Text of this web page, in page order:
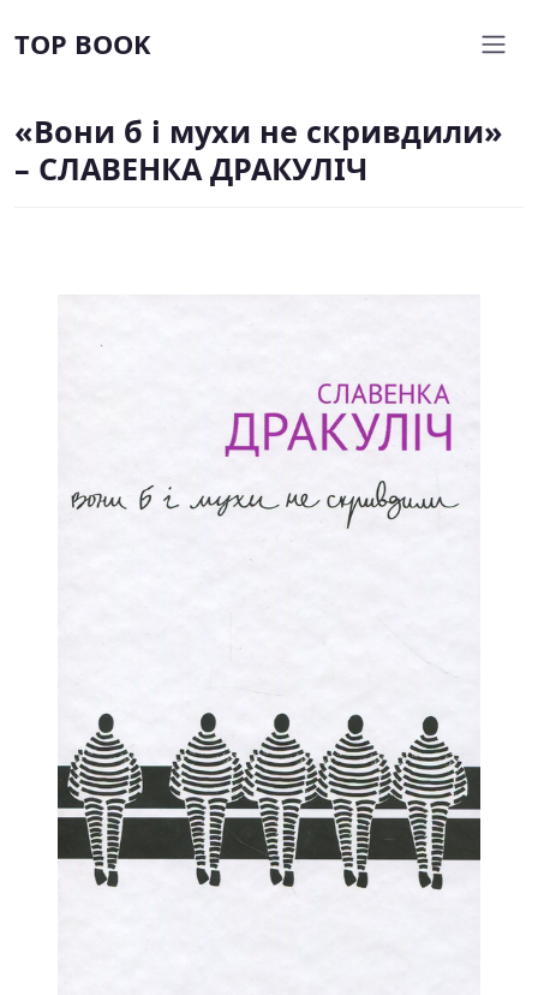
TOP BOOK
«Вони б і мухи не скривдили»
– СЛАВЕНКА ДРАКУЛІЧ